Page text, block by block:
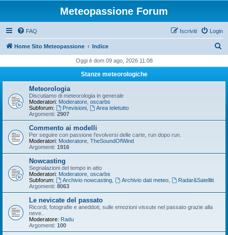
Meteopassione Forum
FAQ Login
Iscriviti
Home Sito Meteopassione Indice
c
Oggi è dom 09 ago, 2026 11:08
Stanze meteorologiche
Meteorologia
Discutiamo di meteorologia in generale
Moderatori: Moderatore oscarbs
Subforum:
Previsioni,
Area teletutto
Argomenti: 2907
Commento ai modelli
Per seguire con passione l'evolversi delle carte, run dopo run.
Moderatori: Moderatore TheSoundOfWind
Argomenti: 1916
Nowcasting
Segnalazioni del tempo in atto
Moderatori: Moderatore oscarbs
Subforum:
Archivio nowcasting, Archivio dati meteo,
Radar&Satelliti
Argomenti: 8063
Le nevicate del passato
Ricordi, fotografie e aneddoti, sulle emozioni vissute nel passato grazie alla
neve..
Moderatore: Radu
Argomenti: 100